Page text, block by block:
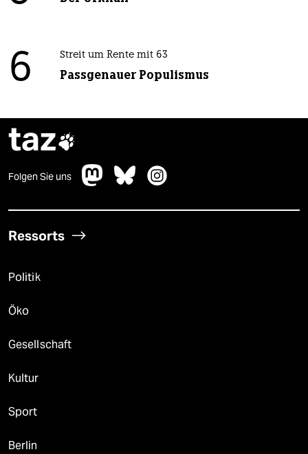
6 Streit um Rente mit 63
Passgenauer Populismus
taz
Folgen Sie uns
Ressorts
Politik
Öko
Gesellschaft
Kultur
Sport
Berlin